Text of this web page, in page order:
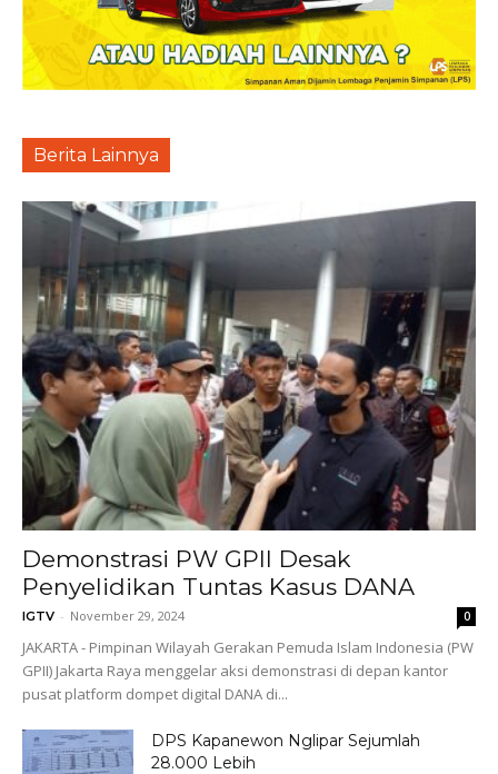
Berita Lainnya
Demonstrasi PW GPII Desak
Penyelidikan Tuntas Kasus DANA
IGTV - November 29, 2024 0
JAKARTA - Pimpinan Wilayah Gerakan Pemuda Islam Indonesia (PW
GPII) Jakarta Raya menggelar aksi demonstrasi di depan kantor
pusat platform dompet digital DANA di...
DPS Kapanewon Nglipar Sejumlah
28.000 Lebih